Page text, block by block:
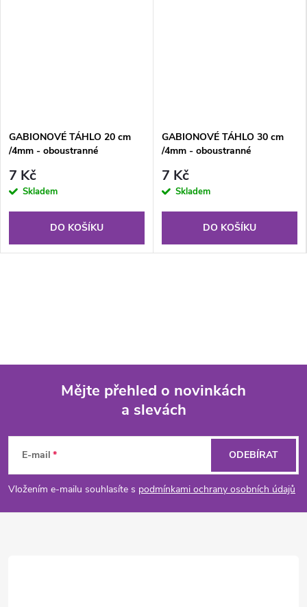
GABIONOVÉ TÁHLO 20 cm
/4mm - oboustranné
7 Kč
Skladem
DO KOŠÍKU
GABIONOVÉ TÁHLO 30 cm
/4mm - oboustranné
7 Kč
Skladem
DO KOŠÍKU
p
a
Mějte přehled o novinkách
a slevách
E-mail
Vložením e-mailu souhlasíte s podmínkami ochrany osobních údajů
ODEBÍRAT